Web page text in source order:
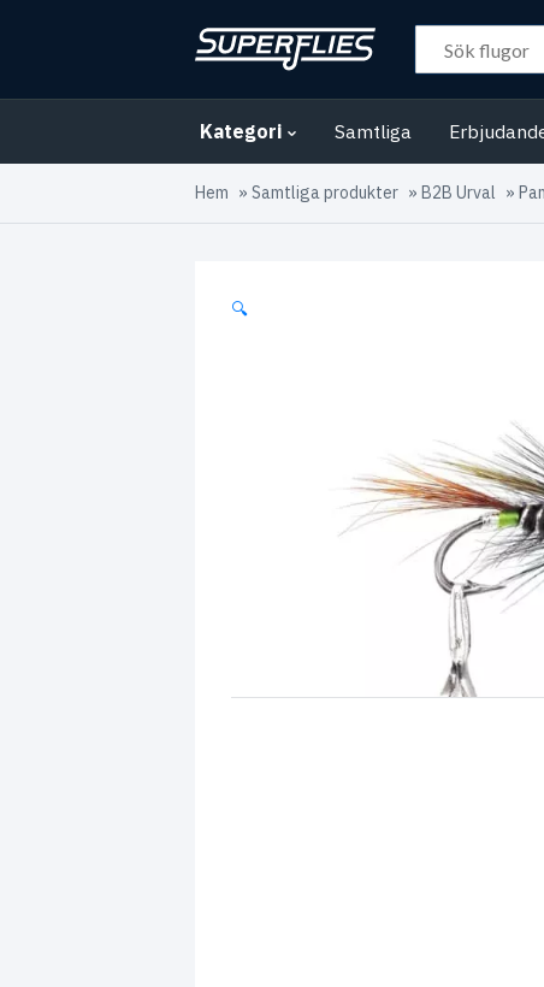
Kategori Samtliga
Hem » Samtliga produkter » B2B Urval »
🔍